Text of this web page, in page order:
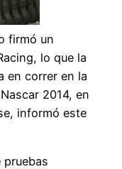
firmó un
lo que la
en correr en la
2014, en
informó este
pruebas